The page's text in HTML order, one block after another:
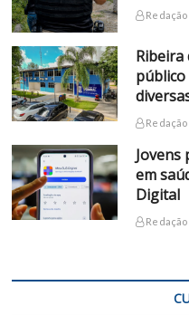
Redação
Ribeira
Redação
Jovens
em
Digital
Redação